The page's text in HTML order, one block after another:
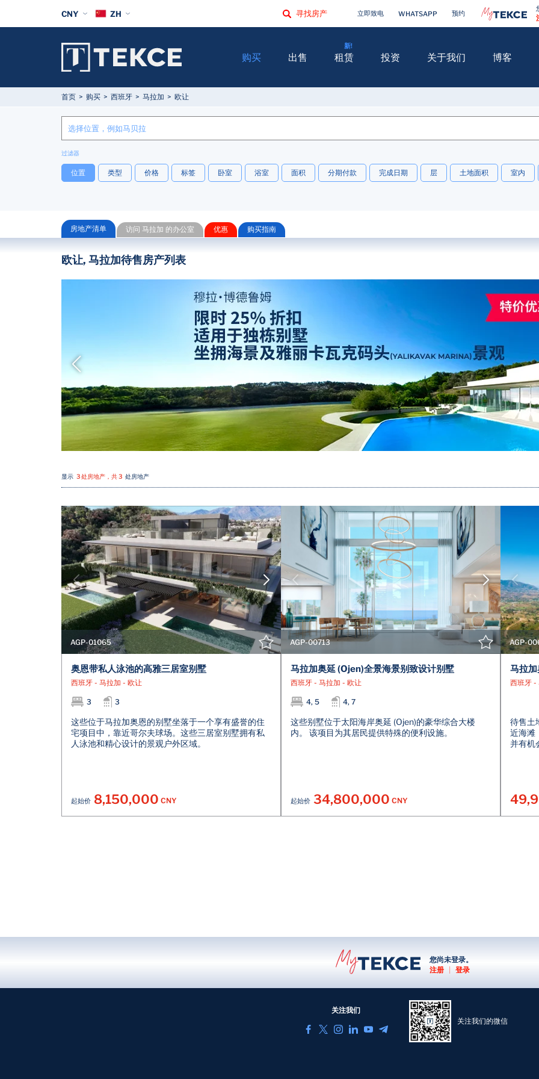
首页 购买 西班牙 马拉加 欧让
过滤器
位置 类型 价格 标签 卧室 浴室 面积 分期付款 完成日期 层 土地面积 室内
房地产清单 访问 马拉加 的办公室 优惠 购买指南
欧让, 马拉加待售房产列表
显示 3 处房地产，共 3 处房地产
查看详情
AGP-01065
奥恩带私人泳池的高雅三居室别墅
西班牙 - 马拉加 - 欧让
3 3
这些位于马拉加奥恩的别墅坐落于一个享有盛誉的住
宅项目中，靠近哥尔夫球场。这些三居室别墅拥有私
人泳池和精心设计的景观户外区域。
起始价 8,150,000 CNY
AGP-00713
马拉加奥延 (Ojen)全景海景别致设计别墅
西班牙 - 马拉加 - 欧让
4, 5 4, 7
这些别墅位于太阳海岸奥延 (Ojen)的豪华综合大楼
内。 该项目为其居民提供特殊的便利设施。
起始价 34,800,000 CNY
AGP-
马拉
西班牙 -
待售土
近海滩
并有机
CNY ZH
购买 出售 租赁 投资 关于我们 博客
寻找房产 立即致电 WHATSAPP 预约
您尚未登录。
注册
登录
关注我们
关注我们的微信